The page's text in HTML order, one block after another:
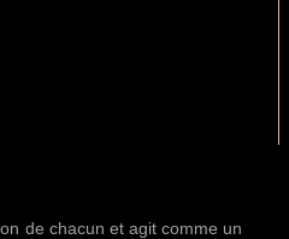
de chacun et agit comme un